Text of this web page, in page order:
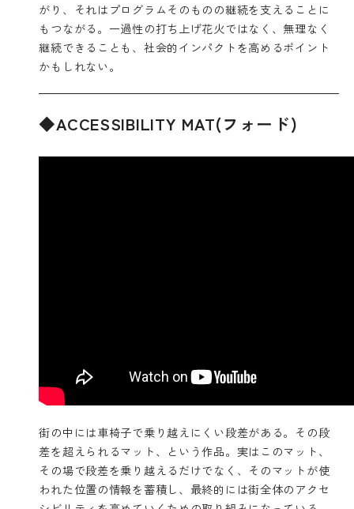
がり、それはプログラムそのものの継続を支えることに
もつながる。一過性の打ち上げ花火ではなく、無理なく
継続できることも、社会的インパクトを高めるポイント
かもしれない。
◆ACCESSIBILITY MAT(フォード)
街の中には車椅子で乗り越えにくい段差がある。その段
差を超えられるマット、という作品。実はこのマット、
その場で段差を乗り越えるだけでなく、そのマットが使
われた位置の情報を蓄積し、最終的には街全体のアクセ